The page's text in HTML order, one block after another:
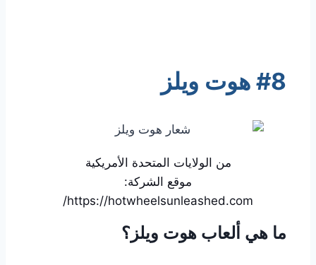
#8 هوت ويلز
من الولايات المتحدة الأمريكية
موقع الشركة:
https://hotwheelsunleashed.com/
ما هي ألعاب هوت ويلز؟